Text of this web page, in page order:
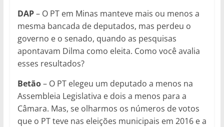
DAP– O PT em Minas manteve mais ou menos a
mesma bancada de deputados, mas perdeu o
governo e o senado, quando as pesquisas
apontavam Dilma como eleita. Como você avalia
esses resultados?
Betão– O PT elegeu um deputado a menos na
Assembleia Legislativa e dois a menos para a
Câmara. Mas, se olharmos os números de votos
que o PT teve nas eleições municipais em 2016 e a